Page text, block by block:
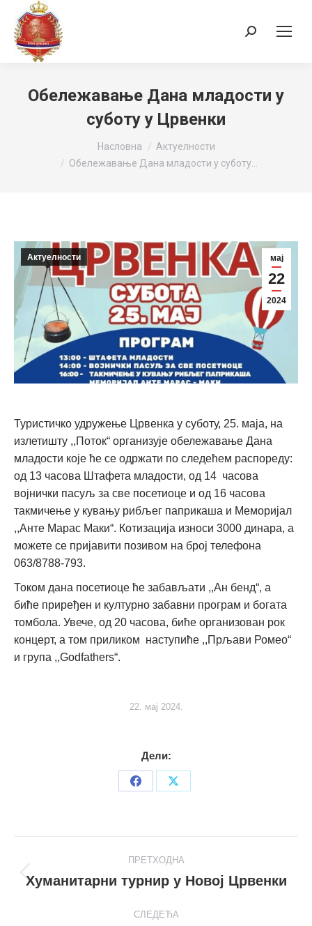
Search:
Обележавање Дана младости у
суботу у Црвенки
Насловна
Актуелности
Обележавање Дана младости у суботу…
мај
22
2024
Актуелности
Туристичко удружење Црвенка у суботу, 25. маја, на
излетишту ,,Поток“ организује обележавање Дана
младости које ће се одржати по следећем распореду:
од 13 часова Штафета младости, од 14 часова
војнички пасуљ за све посетиоце и од 16 часова
такмичење у кувању рибљег паприкаша и Меморијал
,,Анте Марас Маки“. Котизација износи 3000 динара, а
можете се пријавити позивом на број телефона
063/8788-793.
Током дана посетиоце ће забављати ,,Ан бенд“, а
биће приређен и културно забавни програм и богата
томбола. Увече, од 20 часова, биће организован рок
концерт, а том приликом наступиће ,,Прљави Ромео“
и група ,,Godfathers“.
22. мај 2024.
Дели:
Share
Share
navigation
ПРЕТХОДНА
Претходни
Хуманитарни турнир у Новој Црвенки
СЛЕДЕЋА